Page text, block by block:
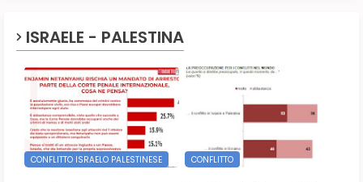
ISRAELE - PALESTINA
CONFLITTO ISRAELO PALESTINESE CONFLITTO